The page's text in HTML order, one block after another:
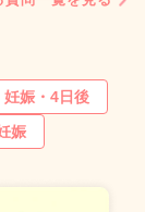
娠・4日後
娠